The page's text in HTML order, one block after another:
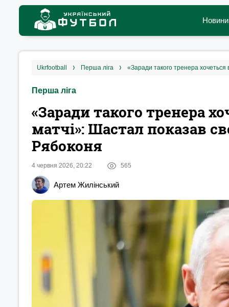
Новини
ukrfootball перша ліга
Перша ліга
«Заради такого тренера
матчі»: Шастал показав
Рябоконя
4 червня 2026, 20:22 565
Артем Жилінський